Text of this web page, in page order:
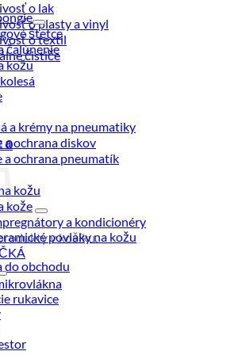
o lak
o plasty a vinyl
o textil
čističe
0
v košíku.
do obchodu
štetce
čalúnenie
kožu
a krémy na pneumatiky
a ochrana diskov
a ochrana pneumatík
kožu
kože
a kondicionéry
povlaky na kožu
rukavice